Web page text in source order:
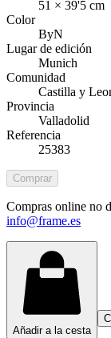
51 × 39'5 cm
Color
ByN
Lugar de edición
Munich
Comunidad
Castilla y
Provincia
Valladolid
Referencia
25383
Comprar
Compras online no
info@frame.es
Añadir a la cesta